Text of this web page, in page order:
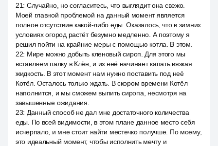
21: Случайно, но согласитесь, что выглядит она свежо.
Моей главной проблемой на данный момент является
полное отсутствие какой-либо еды. Оказалось, что в зимних
условиях огород растёт безумно медленно. А поэтому я
решил пойти на крайние меры с помощью котла. В этом.
22: Мире можно добыть кленовый сироп. Для этого мы
вставляем палку в Клён, и из неё начинает капать вязкая
жидкость. В этот момент нам нужно поставить под неё
Котёл. Осталось только ждать. В скором времени Котёл
наполнится, и мы сможем выпить сиропа, несмотря на
завышенные ожидания.
23: Данный способ не дал мне достаточного количества
еды. По всей видимости, в этом плане данное место себя
исчерпало, и мне стоит найти местечко получше. По моему,
это идеальный момент, чтобы исполнить мечту и